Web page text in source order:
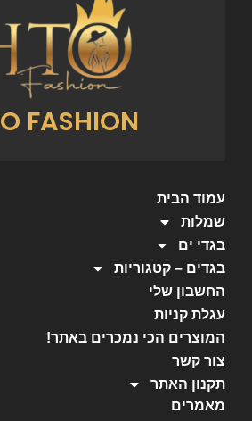
FASHION
עמוד הבית
שמלות
בגדי ים
בגדים – קטגוריות
החשבון שלי
עגלת קניות
המוצרים הכי נמכרים באתר!
צור קשר
תקנון האתר
מאמרים